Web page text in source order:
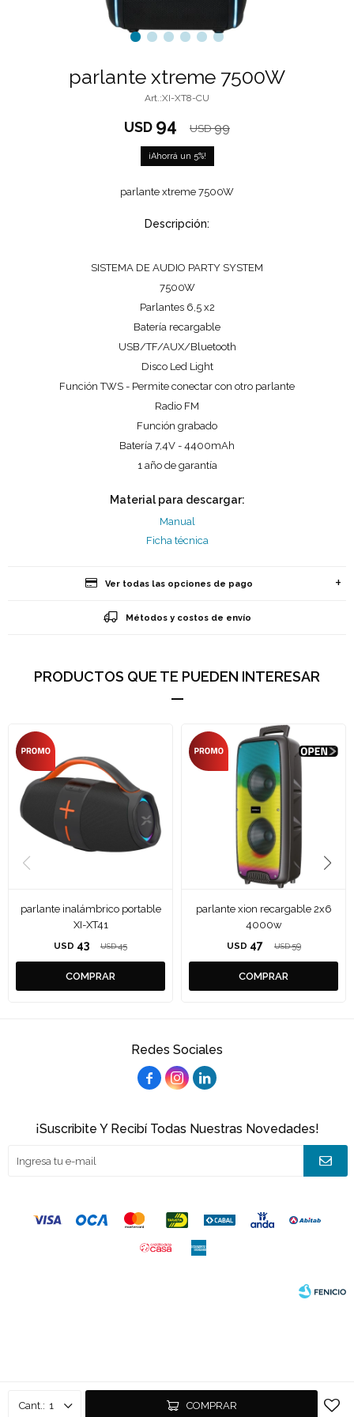
parlante xtreme 7500W
XI-XT8-CU
USD 94 USD 99
5
parlante xtreme 7500W
Descripción:
SISTEMA DE AUDIO PARTY SYSTEM
7500W
Parlantes 6,5 x2
Batería recargable
USB/TF/AUX/Bluetooth
Disco Led Light
Función TWS - Permite conectar con otro parlante
Radio FM
Función grabado
Batería 7,4V - 4400mAh
1 año de garantía
1 COMPRAR
Material para descargar:
Manual
Ficha técnica
Ver todas las opciones de pago
Métodos y costos de envío
PRODUCTOS QUE TE PUEDEN INTERESAR
parlante inalámbrico portable
XI-XT41
USD 43 USD 45
parlante xion recargable 2x6
4000w
USD 47 USD 59
Redes Sociales
  
¡Suscribite Y Recibí Todas Nuestras Novedades!
Fenicio